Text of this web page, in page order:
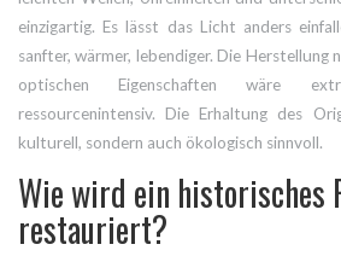
einzigartig. Es lässt das Licht anders
sanfter, wärmer, lebendiger. Die Herstellung
optischen Eigenschaften wäre
ressourcenintensiv. Die Erhaltung des
kulturell, sondern auch ökologisch sinnvoll.
Wie wird ein
restauriert?